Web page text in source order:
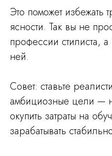
Это поможет избежать
ясности. Так вы не
профессии стилиста,
ней.
Совет: ставьте
амбициозные цели —
окупить затраты на
зарабатывать